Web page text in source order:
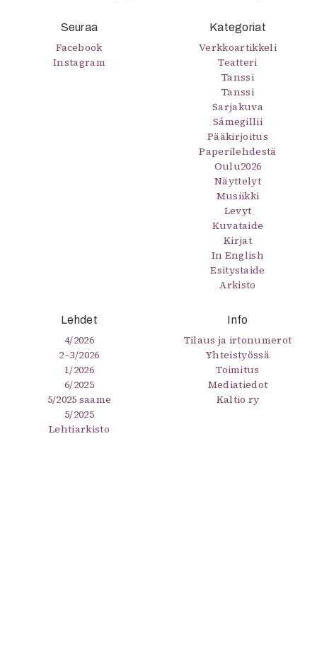
Seuraa
Facebook
Instagram
Kategoriat
Verkkoartikkeli
Teatteri
Tanssi
Tanssi
Sarjakuva
Sámegillii
Pääkirjoitus
Paperilehdestä
Oulu2026
Näyttelyt
Musiikki
Levyt
Kuvataide
Kirjat
In English
Esitystaide
Arkisto
Lehdet
4/2026
2–3/2026
1/2026
6/2025
5/2025 saame
5/2025
Lehtiarkisto
Info
Tilaus ja irtonumerot
Yhteistyössä
Toimitus
Mediatiedot
Kaltio ry